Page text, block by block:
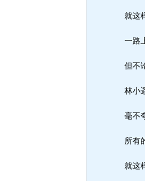
就这
一路
但不
林小
毫不
所有
就这